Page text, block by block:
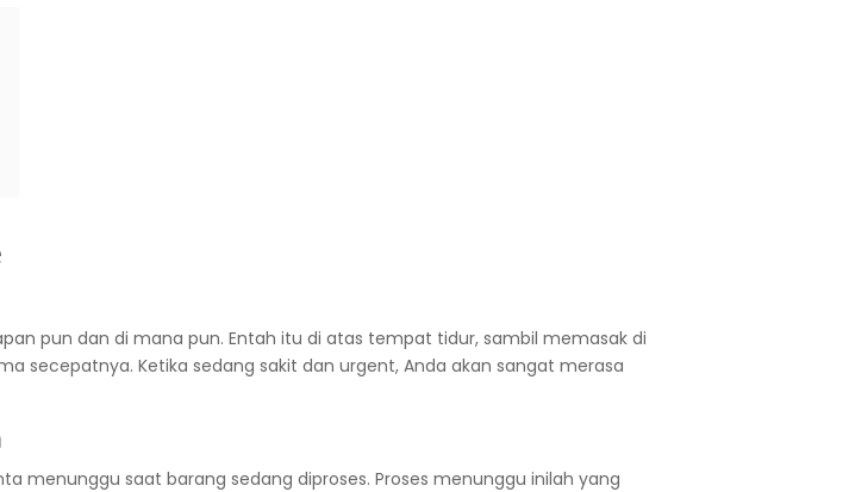
pun dan di mana pun. Entah itu di atas tempat tidur, sambil memasak di
secepatnya. Ketika sedang sakit dan urgent, Anda akan sangat merasa
menunggu saat barang sedang diproses. Proses menunggu inilah yang